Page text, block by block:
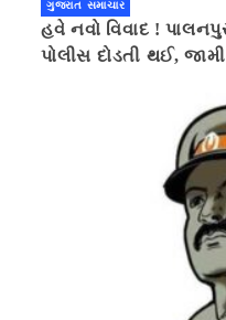
ગુજરાત સમાચાર
હવે નવો વિવાદ !
પોલીસ દોડતી થઈ,